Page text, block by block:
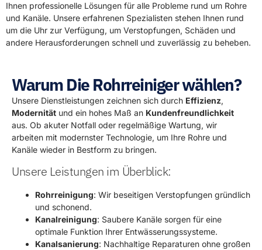
Ihnen professionelle Lösungen für alle Probleme rund um Rohre
und Kanäle. Unsere erfahrenen Spezialisten stehen Ihnen rund
um die Uhr zur Verfügung, um Verstopfungen, Schäden und
andere Herausforderungen schnell und zuverlässig zu beheben.
Warum Die Rohrreiniger wählen?
Unsere Dienstleistungen zeichnen sich durch Effizienz,
Modernität und ein hohes Maß an Kundenfreundlichkeit
aus. Ob akuter Notfall oder regelmäßige Wartung, wir
arbeiten mit modernster Technologie, um Ihre Rohre und
Kanäle wieder in Bestform zu bringen.
Unsere Leistungen im Überblick:
Rohrreinigung: Wir beseitigen Verstopfungen gründlich
und schonend.
Kanalreinigung: Saubere Kanäle sorgen für eine
optimale Funktion Ihrer Entwässerungssysteme.
Kanalsanierung: Nachhaltige Reparaturen ohne großen